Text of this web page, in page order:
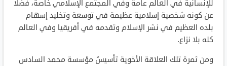
للإنسانية في العالم عامة وفي المجتمع الإسلامي خاصة، فضلا
عن كونه شخصية إسلامية عظيمة في توسعة وتخليد إسهام
بلده العظيم في نشر الإسلام وتقدمه في أفريقيا وفي العالم
كله بلا نزاع.
ومن ثمرة تلك العلاقة الأخوية تأسيسُ مؤسسة محمد السادس